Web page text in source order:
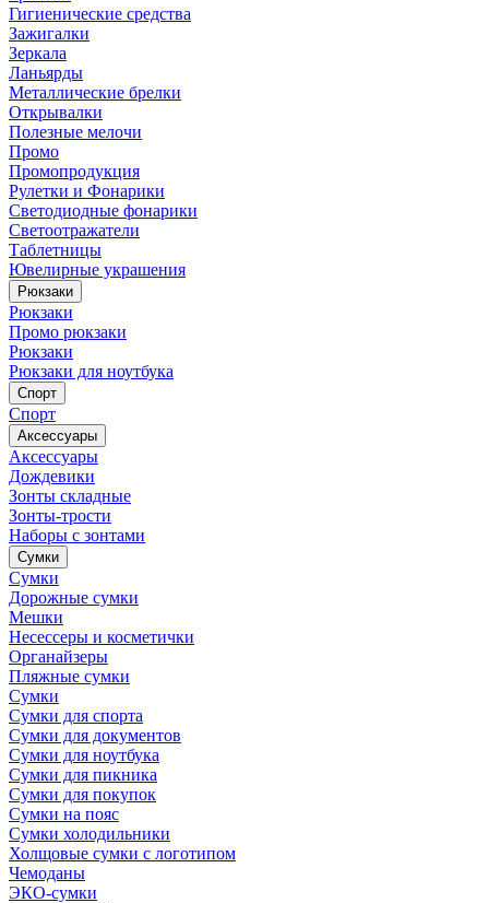
Гигиенические средства
Зажигалки
Зеркала
Ланьярды
Металлические брелки
Открывалки
Полезные мелочи
Промо
Промопродукция
Рулетки и Фонарики
Светодиодные фонарики
Светоотражатели
Таблетницы
Ювелирные украшения
Рюкзаки
Рюкзаки
Промо рюкзаки
Рюкзаки
Рюкзаки для ноутбука
Спорт
Спорт
Аксессуары
Аксессуары
Дождевики
Зонты складные
Зонты-трости
Наборы с зонтами
Сумки
Сумки
Дорожные сумки
Мешки
Несессеры и косметички
Органайзеры
Пляжные сумки
Сумки
Сумки для спорта
Сумки для документов
Сумки для ноутбука
Сумки для пикника
Сумки для покупок
Сумки на пояс
Сумки холодильники
Холщовые сумки с логотипом
Чемоданы
ЭКО-сумки